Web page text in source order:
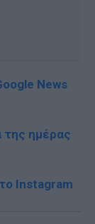
News
της ημέρας
Instagram